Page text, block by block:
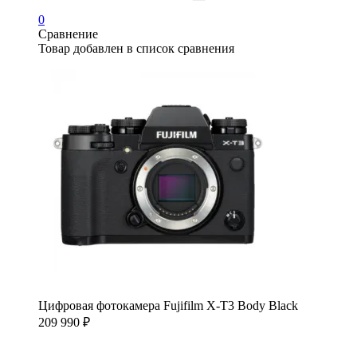
0
Сравнение
Товар добавлен в список сравнения
Цифровая фотокамера Fujifilm X-T3 Body Black
209 990 ₽